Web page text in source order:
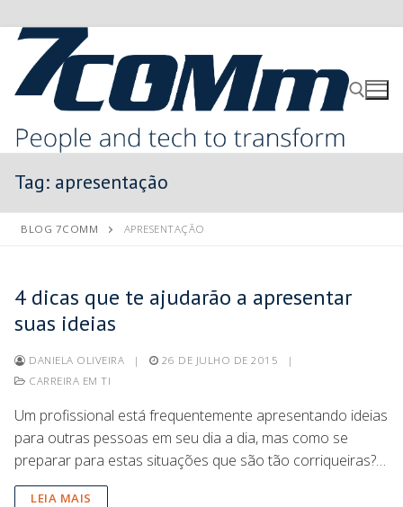
Tag: apresentação
BLOG 7COMM APRESENTAÇÃO
4 dicas que te ajudarão a apresentar
suas ideias
DANIELA OLIVEIRA | 26 DE JULHO DE 2015
|
CARREIRA EM TI
Um profissional está frequentemente apresentando ideias
para outras pessoas em seu dia a dia, mas como se
preparar para estas situações que são tão corriqueiras?…
LEIA MAIS